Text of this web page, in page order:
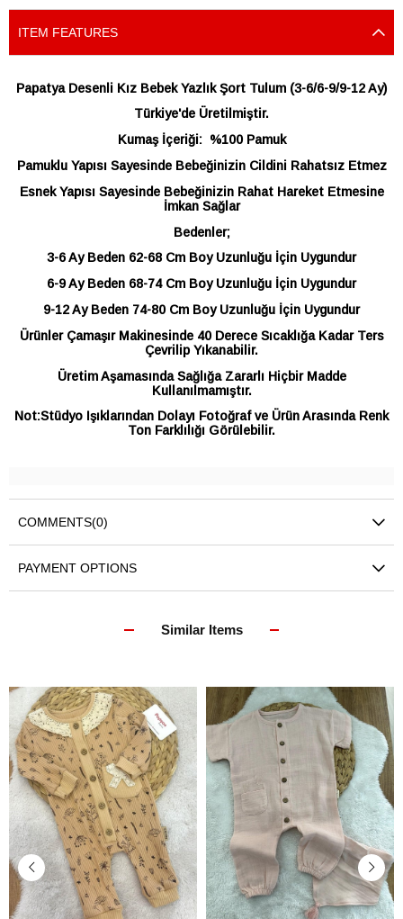
ITEM FEATURES
Papatya Desenli Kız Bebek Yazlık Şort Tulum (3-6/6-9/9-12 Ay)
Türkiye'de Üretilmiştir.
Kumaş İçeriği: %100 Pamuk
Pamuklu Yapısı Sayesinde Bebeğinizin Cildini Rahatsız Etmez
Esnek Yapısı Sayesinde Bebeğinizin Rahat Hareket Etmesine
İmkan Sağlar
Bedenler;
3-6 Ay Beden 62-68 Cm Boy Uzunluğu İçin Uygundur
6-9 Ay Beden 68-74 Cm Boy Uzunluğu İçin Uygundur
9-12 Ay Beden 74-80 Cm Boy Uzunluğu İçin Uygundur
Ürünler Çamaşır Makinesinde 40 Derece Sıcaklığa Kadar Ters
Çevrilip Yıkanabilir.
Üretim Aşamasında Sağlığa Zararlı Hiçbir Madde
Kullanılmamıştır.
Not:Stüdyo Işıklarından Dolayı Fotoğraf ve Ürün Arasında Renk
Ton Farklılığı Görülebilir.
COMMENTS(0)
PAYMENT OPTIONS
Similar Items